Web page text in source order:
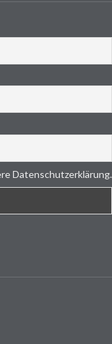
Datenschutzerklärung.